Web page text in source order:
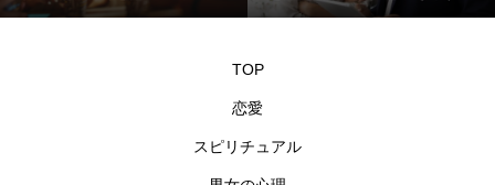
て
TOP
恋愛
スピリチュアル